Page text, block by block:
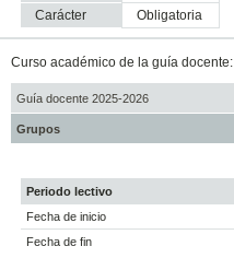
Carácter
obligatoria
Curso académico de la guía docente:
Guía docente 2025-2026
Grupos
Periodo lectivo
Fecha de inicio
Fecha de fin